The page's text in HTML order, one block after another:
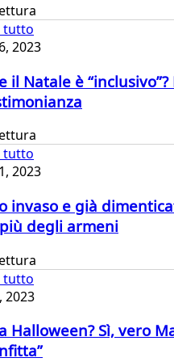
tutto
2023
il Natale è
tutto
2023
invaso e già
degli armeni
tutto
2023
Halloween? Sì, vero